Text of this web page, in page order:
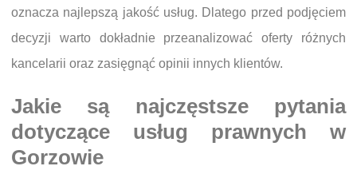
oznacza najlepszą jakość usług. Dlatego przed podjęciem
decyzji warto dokładnie przeanalizować oferty różnych
kancelarii oraz zasięgnąć opinii innych klientów.
Jakie są najczęstsze pytania
dotyczące usług prawnych w
Gorzowie